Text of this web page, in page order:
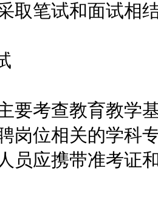
笔试和面试相结
考查教育教学基
岗位相关的学科
员应携带准考证